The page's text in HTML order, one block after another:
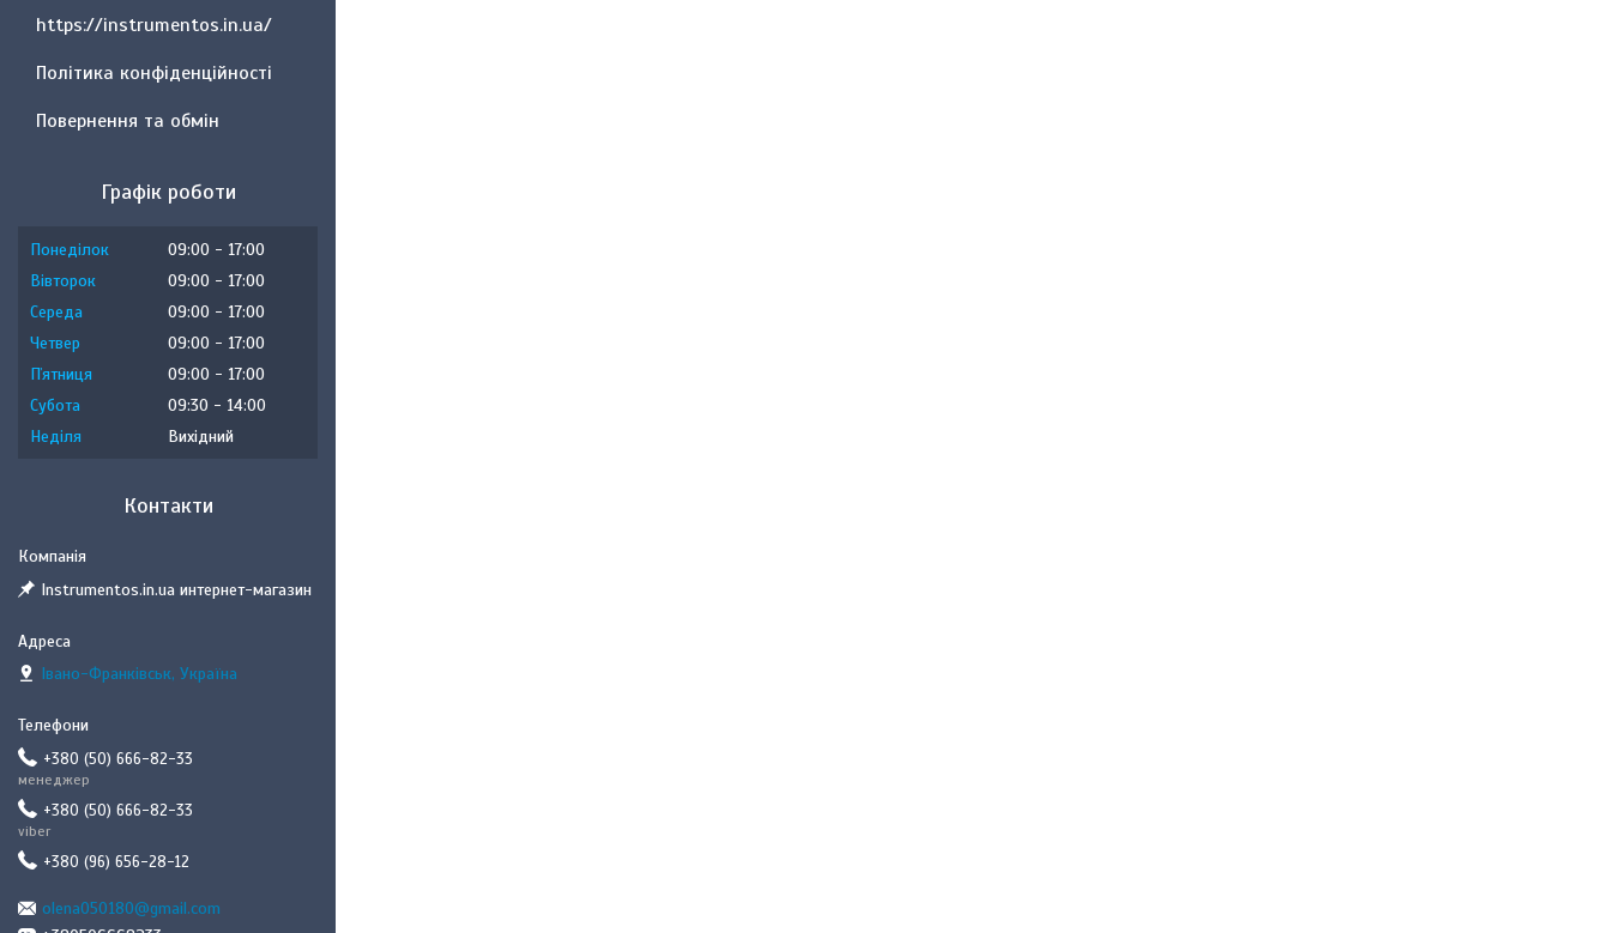
https://instrumentos.in.ua/
Політика конфіденційності
Повернення та обмін
Графік роботи
Понеділок 09:00
17:00
Вівторок
09:00
17:00
Середа
09:00
17:00
Четвер
09:00
17:00
Пʼятниця
09:00
17:00
Субота
09:30
14:00
Неділя
Вихідний
Контакти
Instrumentos.in.ua интернет-магазин
Івано-Франківськ, Україна
+380 (50) 666-82-33
менеджер
+380 (50) 666-82-33
viber
+380 (96) 656-28-12
olena050180@gmail.com